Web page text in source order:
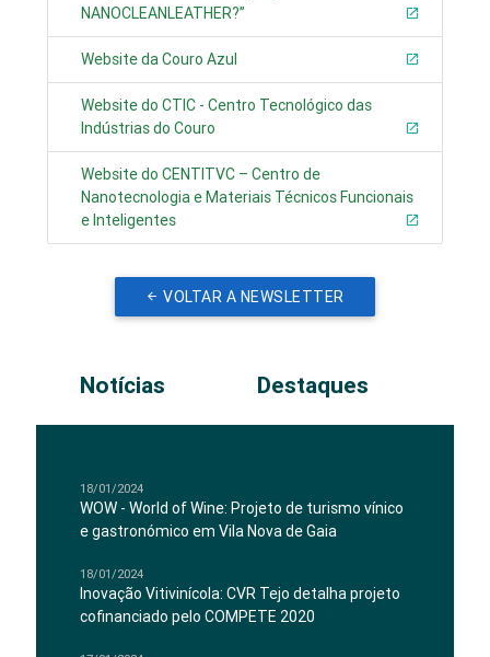
NANOCLEANLEATHER?”
Website da Couro Azul
Website do CTIC - Centro Tecnológico das
Indústrias do Couro
Website do CENTITVC – Centro de
Nanotecnologia e Materiais Técnicos Funcionais
e Inteligentes
VOLTAR A NEWSLETTER
Notícias Destaques
18/01/2024
WOW - World of Wine: Projeto de turismo vínico
e gastronómico em Vila Nova de Gaia
18/01/2024
Inovação Vitivinícola: CVR Tejo detalha projeto
cofinanciado pelo COMPETE 2020